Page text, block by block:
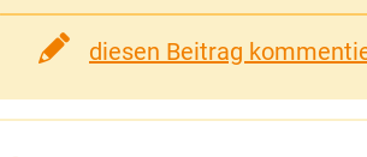
diesen Beitrag